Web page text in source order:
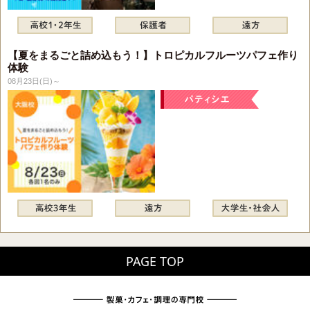
【夏をまるごと詰め込もう！】トロピカルフルーツパフェ作り
体験
08月23日(日)～
PAGE TOP